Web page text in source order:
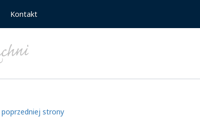
Kontakt
strony